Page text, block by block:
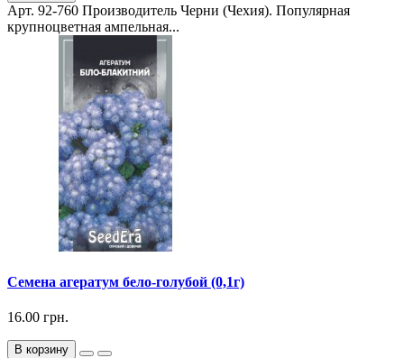
Арт. 92-760 Производитель Черни (Чехия). Популярная
крупноцветная ампельная...
Семена агератум бело-голубой (0,1г)
16.00 грн.
В корзину